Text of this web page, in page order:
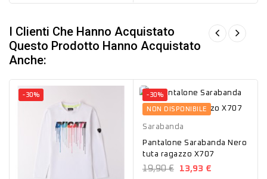
I Clienti Che Hanno Acquistato
Questo Prodotto Hanno Acquistato
Anche:
-30%
Nero
-30%
NON DISPONIBILE
Sarabanda
Pantalone Sarabanda Nero
tuta ragazzo X707
19,90 € 13,93 €